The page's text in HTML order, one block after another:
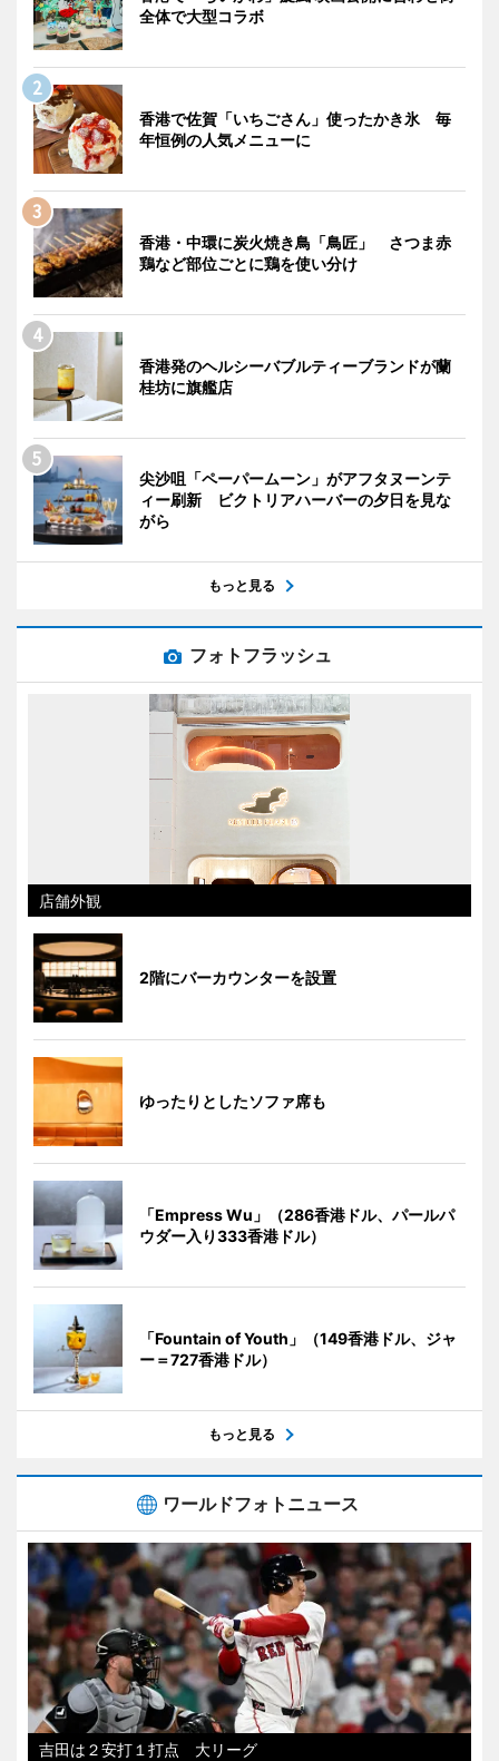
全体で大型コラボ
香港で佐賀「いちごさん」使ったかき氷 毎
年恒例の人気メニューに
香港・中環に炭火焼き鳥「鳥匠」 さつま赤
鶏など部位ごとに鶏を使い分け
香港発のヘルシーバブルティーブランドが蘭
桂坊に旗艦店
尖沙咀「ペーパームーン」がアフタヌーンテ
ィー刷新 ビクトリアハーバーの夕日を見な
がら
もっと見る
フォトフラッシュ
店舗外観
2階にバーカウンターを設置
ゆったりとしたソファ席も
「Empress Wu」（286香港ドル、パールパ
ウダー入り333香港ドル）
「Fountain of Youth」（149香港ドル、ジャ
ー＝727香港ドル）
もっと見る
ワールドフォトニュース
吉田は２安打１打点 大リーグ